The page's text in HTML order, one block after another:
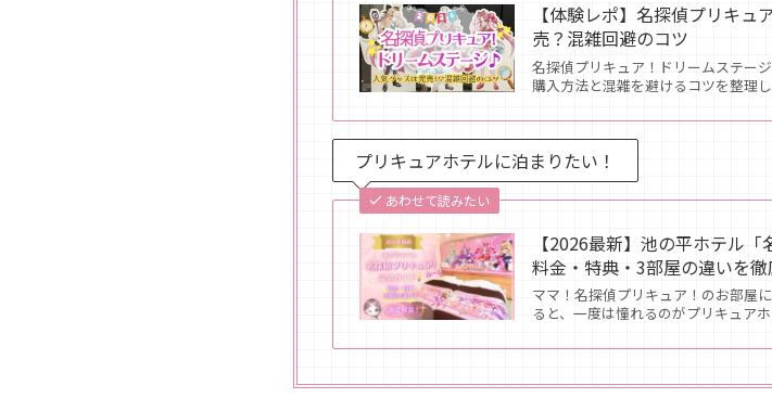
【体験レポ】名探偵プリキ
売？混雑回避のコツ
名探偵プリキュア！ドリームステー
購入方法と混雑を避けるコツを整理し
プリキュアホテルに泊まりたい！
あわせて読みたい
【2026最新】池の平ホテル
料金・特典・3部屋の違いを
ママ！名探偵プリキュア！のお部屋
ると、一度は憧れるのがプリキュア